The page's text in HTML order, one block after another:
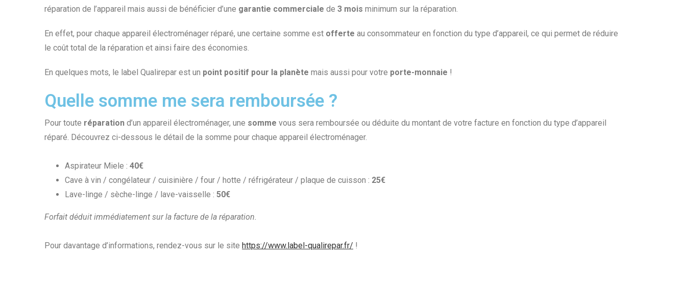
réparation de l’appareil mais aussi de bénéficier d’une garantie commerciale de 3 mois minimum sur la réparation.
En effet, pour chaque appareil électroménager réparé, une certaine somme est offerte au consommateur en fonction du type d’appareil, ce qui permet de réduire
le coût total de la réparation et ainsi faire des économies.
En quelques mots, le label Qualirepar est un point positif pour la planète mais aussi pour votre porte-monnaie !
Quelle somme me sera remboursée ?
Pour toute réparation d’un appareil électroménager, une somme vous sera remboursée ou déduite du montant de votre facture en fonction du type d’appareil
réparé. Découvrez ci-dessous le détail de la somme pour chaque appareil électroménager.
Aspirateur Miele : 40€
Cave à vin / congélateur / cuisinière / four / hotte / réfrigérateur / plaque de cuisson : 25€
Lave-linge / sèche-linge / lave-vaisselle : 50€
Forfait déduit immédiatement sur la facture de la réparation.
Pour davantage d’informations, rendez-vous sur le site https://www.label-qualirepar.fr/ !